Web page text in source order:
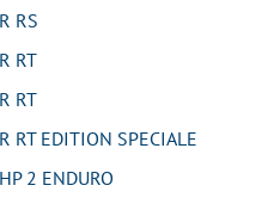
RS
RT
RT
EDITION SPECIALE
2 ENDURO